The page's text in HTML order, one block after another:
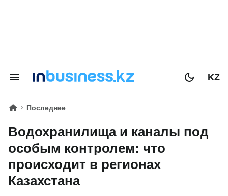
KZ
Последнее
Водохранилища и каналы под
особым контролем: что
происходит в регионах
Казахстана